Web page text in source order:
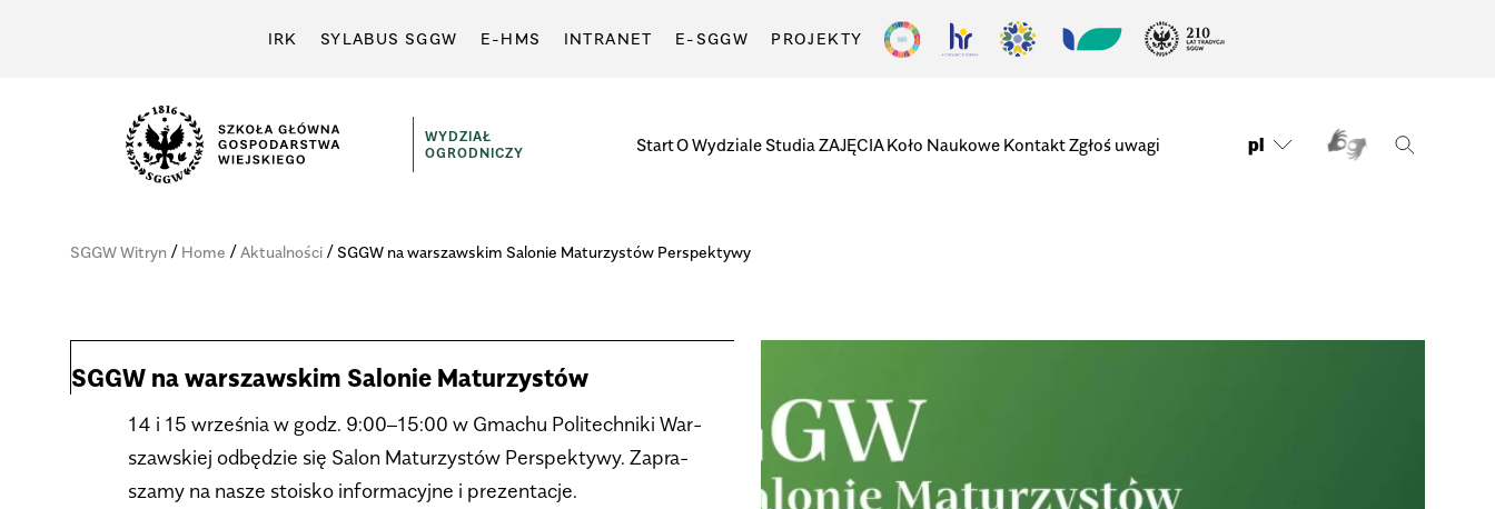
IRK SYLABUS SGGW E-HMS INTRANET E-SGGW PROJEKTY
WYDZIAŁ
OGRODNICZY
StartO Wydziale Studia ZAJĘCIAKoło Naukowe KontaktZgłoś uwagi pl
SGGW Witryn/ Home /Aktualności/ SGGW na war­szaw­skim Salo­nie Matu­rzy­stów Per­spek­tywy
SGGW na war­szaw­skim Salo­nie Matu­rzy­stów
14 i 15 wrze­śnia w godz. 9:00–15:00 w Gma­chu Poli­tech­niki War­
szaw­skiej odbę­dzie się Salon Matu­rzy­stów Per­spek­tywy. Zapra­
szamy na nasze sto­isko infor­ma­cyjne i pre­zen­ta­cje.